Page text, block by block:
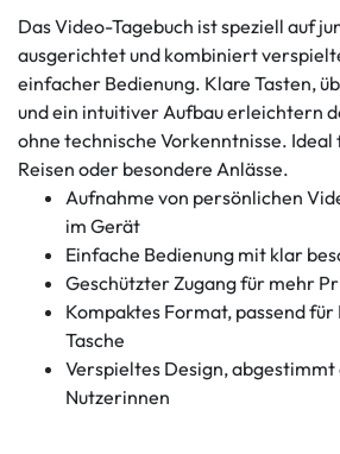
Das Video-Tagebuch ist speziell auf
ausgerichtet und kombiniert
einfacher Bedienung. Klare Tasten,
und ein intuitiver Aufbau erleichtern
ohne technische Vorkenntnisse.
Reisen oder besondere Anlässe.
Aufnahme von persönlichen
im Gerät
Einfache Bedienung mit klar
Geschützter Zugang für mehr
Kompaktes Format, passend für
Tasche
Verspieltes Design, abgestimmt
Nutzerinnen